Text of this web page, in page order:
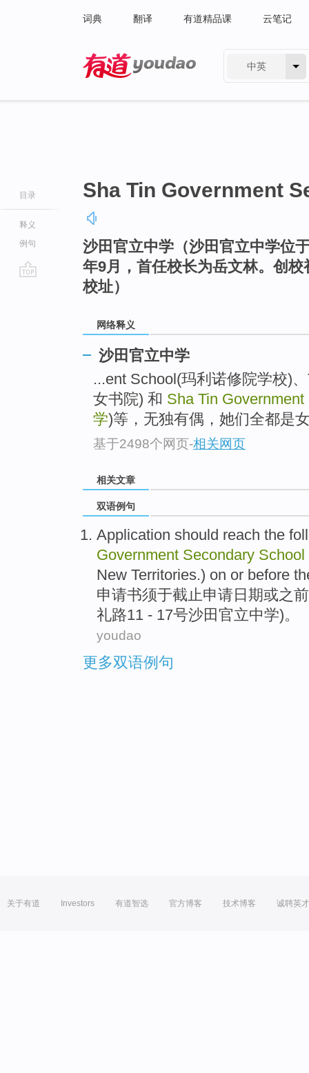
词典 翻译 有道精品课 云笔记
中英
目录
释义
例句
Sha Tin Government
沙田官立中学（沙田官立中学位
年9月，首任校长为岳文林。创
校址）
网络释义
沙田官立中学
...ent School(玛利诺修院学校)
女书院) 和 Sha Tin
学)等，无独有偶，她们全都是
基于2498个网页-相关网页
相关文章
双语例句
Application should reach the
Government Secondary School
New Territories.) on or before
申请书须于截止申请 日期或之前
礼路11 - 17号沙田官立中学)。
youdao
更多双语例句
关于有道 Investors 有道智选 官方博客 技术博客 诚聘英才